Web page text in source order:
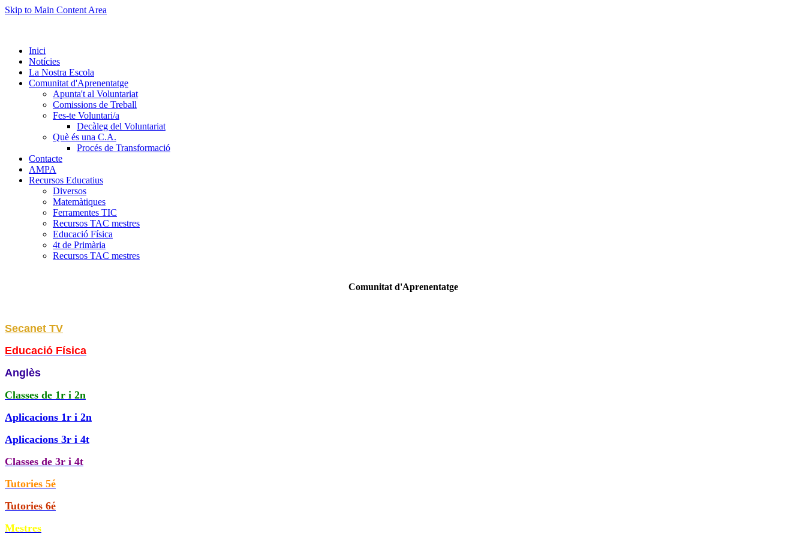
Skip to Main Content Area
Inici
Notícies
La Nostra Escola
Comunitat d'Aprenentatge
Apunta't al Voluntariat
Comissions de Treball
Fes-te Voluntari/a
Decàleg del Voluntariat
Què és una C.A.
Procés de Transformació
Contacte
AMPA
Recursos Educatius
Diversos
Matemàtiques
Ferramentes TIC
Recursos TAC mestres
Educació Física
4t de Primària
Recursos TAC mestres
Comunitat d'Aprenentatge
Secanet TV
Educació Física
Anglès
Classes de 1r i 2n
Aplicacions 1r i 2n
Aplicacions 3r i 4t
Classes de 3r i 4t
Tutories 5é
Tutories 6é
Mestres